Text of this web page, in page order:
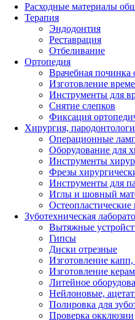
Расходные материалы
Терапия
Эндодонтия
Реставрация
Отбеливание
Ортопедия
Врачебная починка
Изготовление
Инструменты для
Снятие слепков
Фиксация
Хирургия,
Операционные
Оборудование для
Инструменты
Фрезы
Инструменты для
Иглы и шовный
Зуботехническая
Вытяжные
Гипсы
Диски отрезные
Изготовление
Изготовление
Литейное
Нейлоновые,
Полировка для
Проверка окклюзии